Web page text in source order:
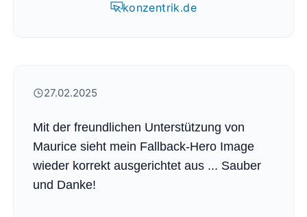
konzentrik.de
27.02.2025
Mit der freundlichen Unterstützung von
Maurice sieht mein Fallback-Hero Image
wieder korrekt ausgerichtet aus ... Sauber
und Danke!